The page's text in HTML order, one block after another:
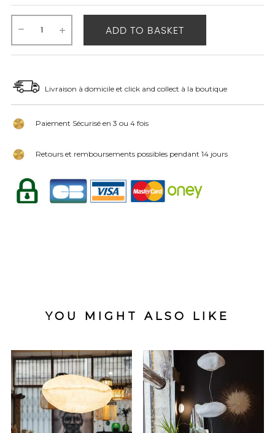
ADD TO BASKET
Livraison à domicile et click and collect à la boutique
Paiement Sécurisé en 3 ou 4 fois
Retours et remboursements possibles pendant 14 jours
YOU MIGHT ALSO LIKE